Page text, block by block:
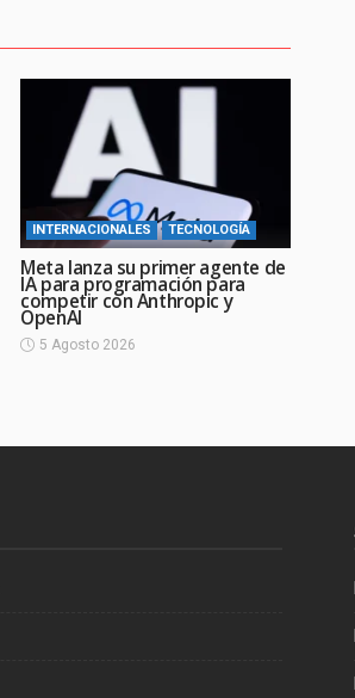
INTERNACIONALES TECNOLOGÍA
Meta lanza su primer agente de
IA para programación para
competir con Anthropic y
OpenAI
5 Agosto 2026